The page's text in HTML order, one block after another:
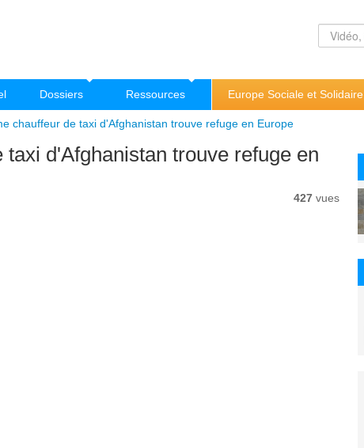
Dossiers Ressources Europe Sociale et Solidaire
chauffeur de taxi d'Afghanistan trouve refuge en Europe
d'Afghanistan trouve refuge en
427vues